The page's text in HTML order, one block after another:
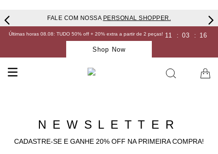
FALE COM NOSSA PERSONAL SHOPPER.
Últimas horas 08.08: TUDO 50% off + 20% extra a partir de 2 peças! 11 : 03 : 16
Shop Now
NEWSLETTER
CADASTRE-SE E GANHE 20% OFF NA PRIMEIRA COMPRA!